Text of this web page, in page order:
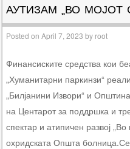
АУТИЗАМ „ВО МОЈОТ
Posted onApril 7, 2023 by root
Финансиските средства кои
„Хуманитарни паркинзи“
„Билјанини Извори“ и
на Центарот за поддршка и
спектар и атипичен развој
охридската Општа